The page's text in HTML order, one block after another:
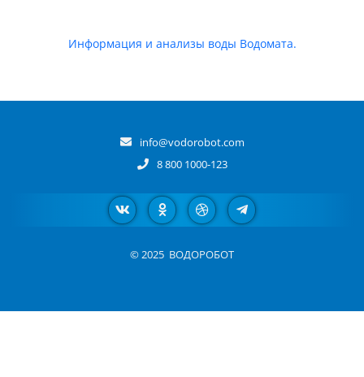
Информация и анализы воды Водомата.
info@vodorobot.com
8 800 1000-123
© 2025 ВОДОРОБОТ